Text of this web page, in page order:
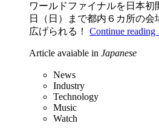
ワールドファイナルを日本初
日（日）まで都内６カ所の会
広げられる！ Continue
Article avaiable in Japanese
News
Industry
Technology
Music
Watch